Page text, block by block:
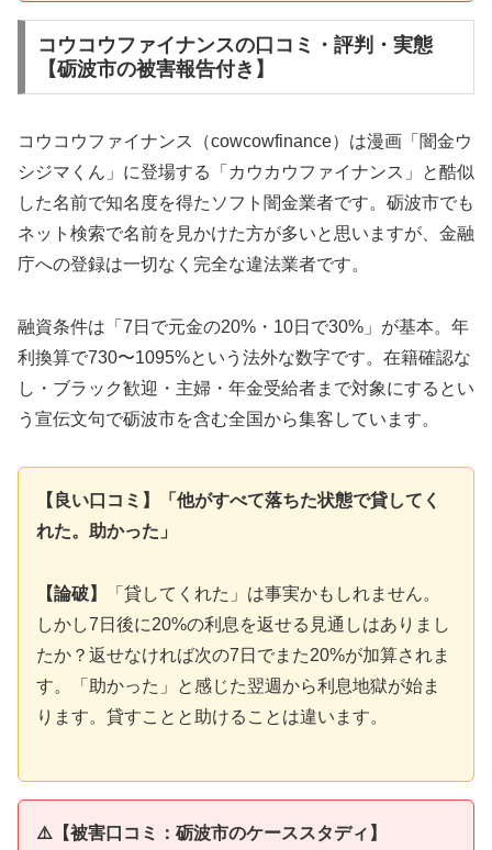
コウコウファイナンスの口コミ・評判・実態
【砺波市の被害報告付き】
コウコウファイナンス（cowcowfinance）は漫画「闇金ウ
シジマくん」に登場する「カウカウファイナンス」と酷似
した名前で知名度を得たソフト闇金業者です。砺波市でも
ネット検索で名前を見かけた方が多いと思いますが、金融
庁への登録は一切なく完全な違法業者です。
融資条件は「7日で元金の20%・10日で30%」が基本。年
利換算で730〜1095%という法外な数字です。在籍確認な
し・ブラック歓迎・主婦・年金受給者まで対象にするとい
う宣伝文句で砺波市を含む全国から集客しています。
【良い口コミ】「他がすべて落ちた状態で貸してく
れた。助かった」
【論破】
「貸してくれた」は事実かもしれません。
しかし7日後に20%の利息を返せる見通しはありまし
たか？返せなければ次の7日でまた20%が加算されま
す。「助かった」と感じた翌週から利息地獄が始ま
ります。貸すことと助けることは違います。
⚠️【被害口コミ：砺波市のケーススタディ】